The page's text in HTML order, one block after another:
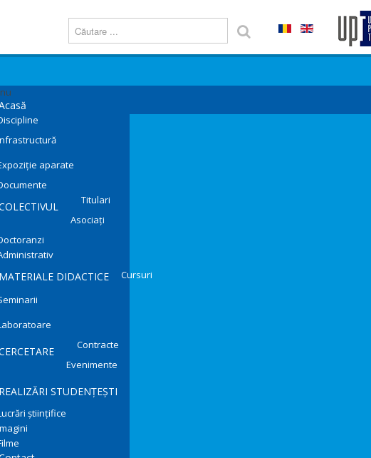
aparate
Titulari
Asociați
MATERIALE DIDACTICE
Cursuri
Contracte
Evenimente
REALIZĂRI STUDENȚEȘTI
științifice